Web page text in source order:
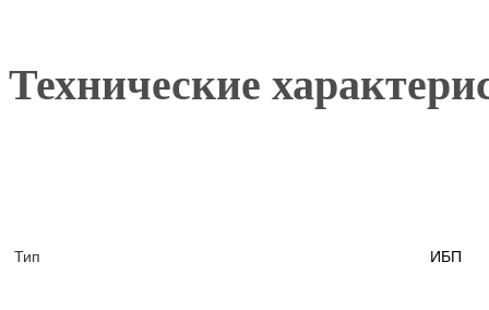
Технические
Тип ИБП